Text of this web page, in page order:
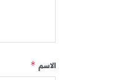
الاسم *